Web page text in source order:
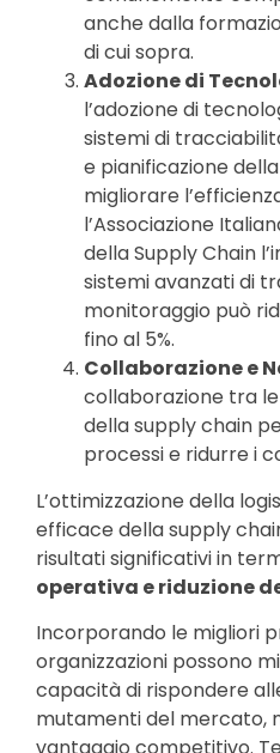
anche dalla
di cui sopra.
Adozione di
l’adozione di
sistemi di
e pianificazione
migliorare
l’Associazione
della Supply Chain
sistemi avanzati di
monitoraggio può
fino al 5%.
Collaborazione e
collaborazione tra
della supply chain
processi e ridurre i
L’ottimizzazione della
efficace della supply
risultati significativi in
operativa e riduzione
Incorporando le migliori
organizzazioni possono
capacità di rispondere
mutamenti del mercato,